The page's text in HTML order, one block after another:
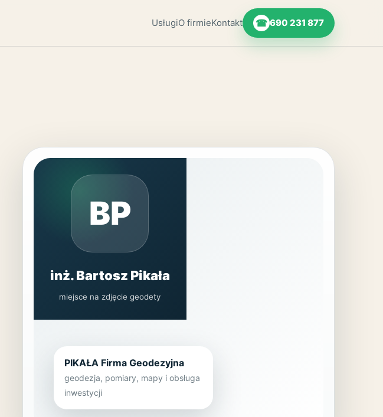
UsługiO firmieKontakt ☎ 690 231 877
BP
inż. Bartosz Pikała
miejsce na zdjęcie geodety
PIKAŁA Firma Geodezyjna
geodezja, pomiary, mapy i obsługa
inwestycji